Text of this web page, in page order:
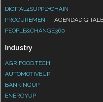
DIGITAL4SUPPLYCHAIN
PROCUREMENT
PEOPLE&CHANGE360
Industry
AGRIFOOD.TECH
AUTOMOTIVEUP
BANKINGUP
ENERGYUP